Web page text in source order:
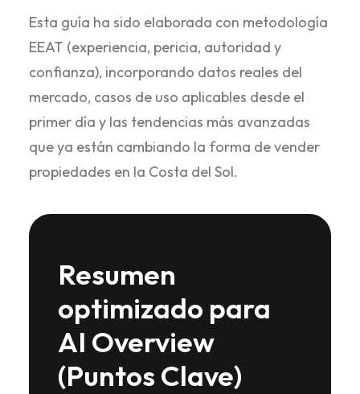
Esta guía ha sido elaborada con metodología
EEAT (experiencia, pericia, autoridad y
confianza), incorporando datos reales del
mercado, casos de uso aplicables desde el
primer día y las tendencias más avanzadas
que ya están cambiando la forma de vender
propiedades en la Costa del Sol.
Resumen
optimizado para
AI Overview
(Puntos Clave)